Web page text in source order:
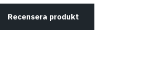
Recensera produkt